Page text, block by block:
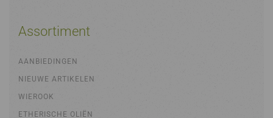
Assortiment
AANBIEDINGEN
NIEUWE ARTIKELEN
WIEROOK
ETHERISCHE OLIËN